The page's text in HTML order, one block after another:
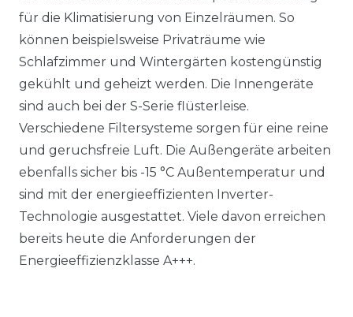
für die Klimatisierung von Einzelräumen. So
können beispielsweise Privaträume wie
Schlafzimmer und Wintergärten kostengünstig
gekühlt und geheizt werden. Die Innengeräte
sind auch bei der S-Serie flüsterleise.
Verschiedene Filtersysteme sorgen für eine reine
und geruchsfreie Luft. Die Außengeräte arbeiten
ebenfalls sicher bis -15 °C Außentemperatur und
sind mit der energieeffizienten Inverter-
Technologie ausgestattet. Viele davon erreichen
bereits heute die Anforderungen der
Energieeffizienzklasse A+++.